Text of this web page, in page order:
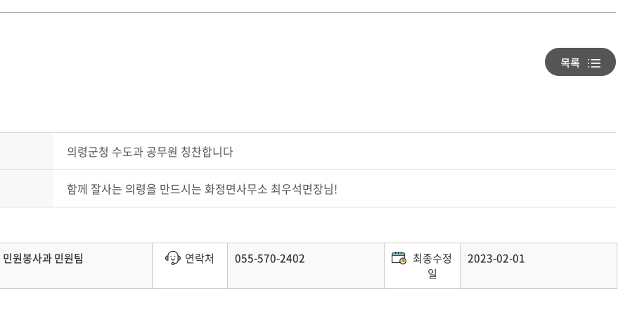
의령군청 수도과 공무원 칭찬합니다
함께 잘사는 의령을 만드시는 화정면사무소 최우석면장님!
민원봉사과 민원팀 연락처 055-570-2402
최종수정
일
2023-02-01